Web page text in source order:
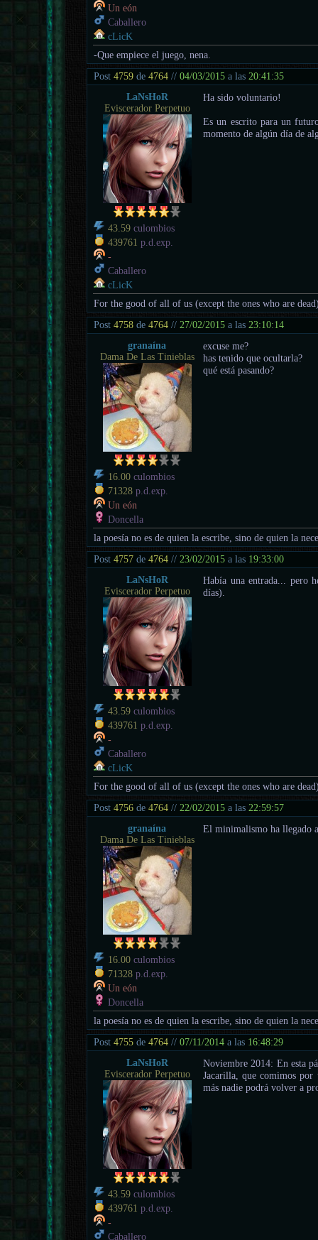
Un eón
Caballero
cLicK
-Que empiece el juego, nena.
Post4759 de4764 //04/03/2015 a las 20:41:35
LaNsHoR
Eviscerador Perpetuo
43.59 culombios
439761 p.d.exp.
-
Caballero
cLicK
Ha sido voluntario!
Es un escrito para un
momento de algún día de
For the good of all of us (except the ones who are
Post4758 de4764 // 27/02/2015 a las 23:10:14
granaína
Dama De Las Tinieblas
16.00 culombios
71328 p.d.exp.
Un eón
Doncella
excuse me?
has tenido que ocultarla?
qué está pasando?
la poesía no es de quien la escribe, sino de quien la
Post4757 de4764 // 23/02/2015 a las 19:33:00
LaNsHoR
Eviscerador Perpetuo
43.59 culombios
439761 p.d.exp.
-
Caballero
cLicK
Había una entrada... pero
días).
For the good of all of us (except the ones who are
Post4756 de4764 // 22/02/2015 a las 22:59:57
granaína
Dama De Las Tinieblas
16.00 culombios
71328 p.d.exp.
Un eón
Doncella
El minimalismo ha llegado
la poesía no es de quien la escribe, sino de quien la
Post4755 de4764 //07/11/2014 a las 16:48:29
LaNsHoR
Eviscerador Perpetuo
43.59 culombios
439761 p.d.exp.
-
Caballero
Noviembre 2014: En esta
Jacarilla, que comimos
más nadie podrá volver a